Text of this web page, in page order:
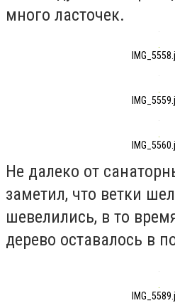
много ласточек.
Не далеко от
заметил, что ветки
шевелились, в то
дерево оставалось в